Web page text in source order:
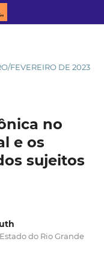
FEVEREIRO DE 2023
no
e os
sujeitos
do Rio Grande